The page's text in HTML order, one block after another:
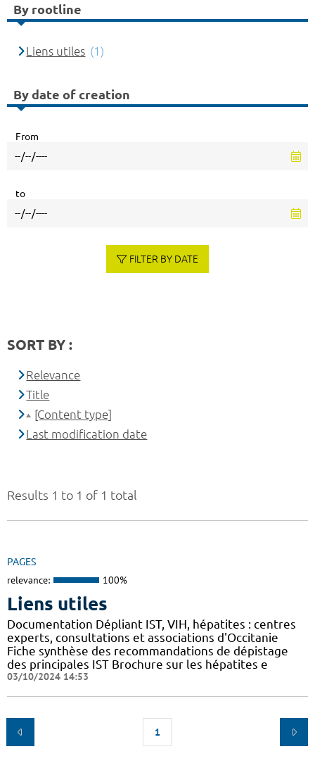
Results 1 to 1 of 1 total
PAGES
relevance: 100%
Liens utiles
Documentation Dépliant IST, VIH, hépatites : centres
experts, consultations et associations d'Occitanie
Fiche synthèse des recommandations de dépistage
des principales IST Brochure sur les hépatites e
03/10/2024 14:53
1
By rootline
Liens utiles (1)
By date of creation
From
to
FILTER BY DATE
SORT BY :
Relevance
Title
[Content type]
Last modification date